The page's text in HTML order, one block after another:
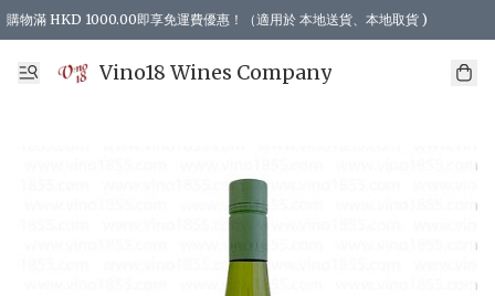
購物滿 HKD 1000.00即享免運費優惠！（適用於 本地送貨、本地取貨 )
Vino18 Wines Company